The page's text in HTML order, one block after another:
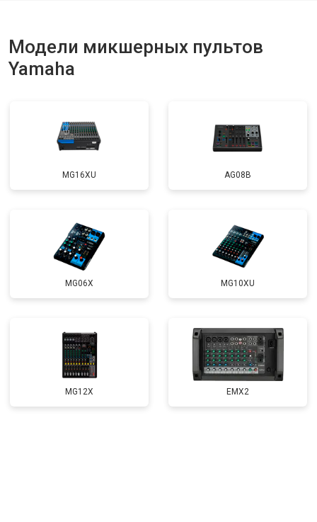
Модели микшерных пультов
Yamaha
MG16XU AG08B
MG06X MG10XU
MG12X EMX2